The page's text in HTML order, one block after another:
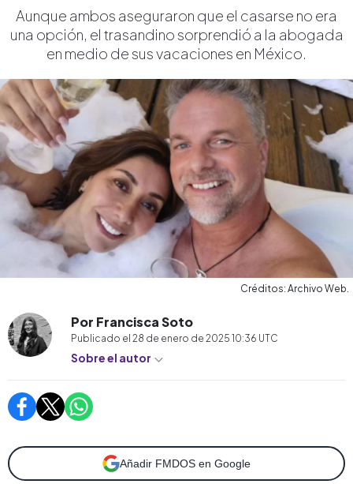
Aunque ambos aseguraron que el casarse no era
una opción, el trasandino sorprendió a la abogada
en medio de sus vacaciones en México.
Créditos: Archivo Web.
Por Francisca Soto
Publicado el 28 de enero de 2025 10:36 UTC
Sobre el autor
Añadir FMDOS en Google